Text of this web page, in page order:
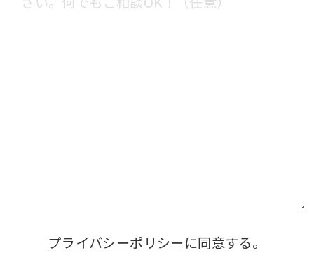
プライバシーポリシーに同意する。